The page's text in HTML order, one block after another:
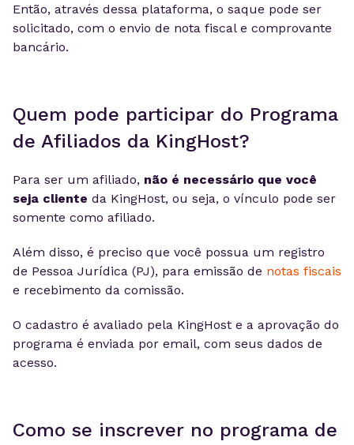
Então, através dessa plataforma, o saque pode ser
solicitado, com o envio de nota fiscal e comprovante
bancário.
Quem pode participar do Programa
de Afiliados da KingHost?
Para ser um afiliado, não é necessário que você
seja cliente da KingHost, ou seja, o vínculo pode ser
somente como afiliado.
Além disso, é preciso que você possua um registro
de Pessoa Jurídica (PJ), para emissão de notas fiscais
e recebimento da comissão.
O cadastro é avaliado pela KingHost e a aprovação do
programa é enviada por email, com seus dados de
acesso.
Como se inscrever no programa de